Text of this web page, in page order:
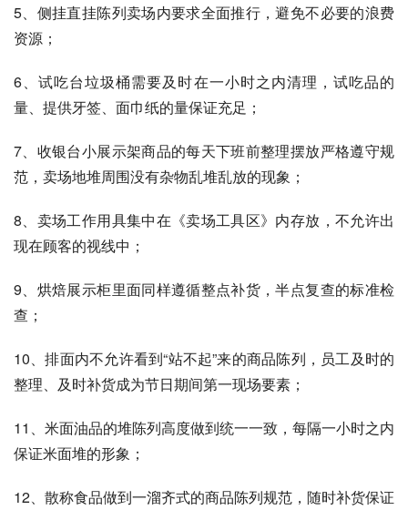
5、侧挂直挂陈列卖场内要求全面推行，避免不必要的浪费
资源；
6、试吃台垃圾桶需要及时在一小时之内清理，试吃品的
量、提供牙签、面巾纸的量保证充足；
7、收银台小展示架商品的每天下班前整理摆放严格遵守规
范，卖场地堆周围没有杂物乱堆乱放的现象；
8、卖场工作用具集中在《卖场工具区》内存放，不允许出
现在顾客的视线中；
9、烘焙展示柜里面同样遵循整点补货，半点复查的标准检
查；
10、排面内不允许看到“站不起”来的商品陈列，员工及时的
整理、及时补货成为节日期间第一现场要素；
11、米面油品的堆陈列高度做到统一一致，每隔一小时之内
保证米面堆的形象；
12、散称食品做到一溜齐式的商品陈列规范，随时补货保证